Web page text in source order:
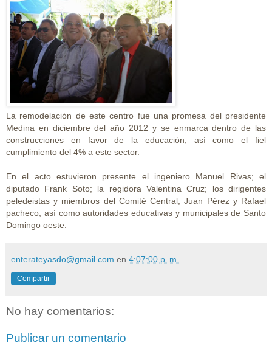
La remodelación de este centro fue una promesa del presidente
Medina en diciembre del año 2012 y se enmarca dentro de las
construcciones en favor de la educación, así como el fiel
cumplimiento del 4% a este sector.
En el acto estuvieron presente el ingeniero Manuel Rivas; el
diputado Frank Soto; la regidora Valentina Cruz; los dirigentes
peledeistas y miembros del Comité Central, Juan Pérez y Rafael
pacheco, así como autoridades educativas y municipales de Santo
Domingo oeste.
enterateyasdo@gmail.com en 4:07:00 p. m.
Compartir
No hay comentarios:
Publicar un comentario